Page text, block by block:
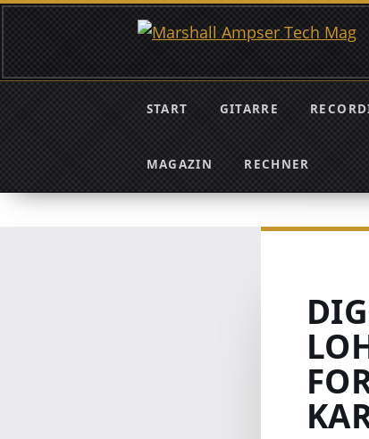
START GITARRE
MAGAZIN RECHNER